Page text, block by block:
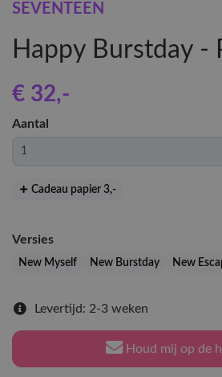
SEVENTEEN
Happy Burstday -
€ 32,-
Aantal
Cadeau papier 3,-
Versies
New Myself New Burstday New
Levertijd: 2-3 weken
Houd mij op de